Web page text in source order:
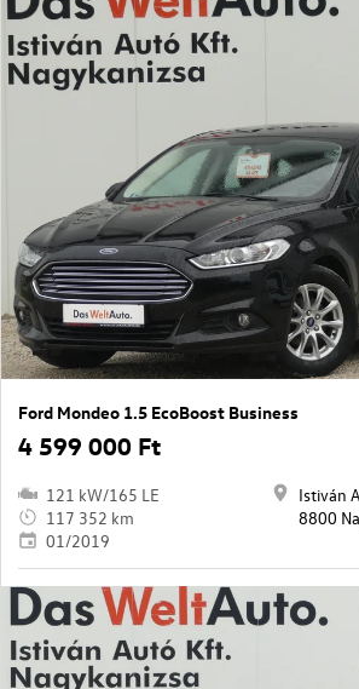
Ford Mondeo 1.5 EcoBoost Business
4 599 000 Ft
121 kW/165 LE
117 352 km
01/2019
Istiván
8800